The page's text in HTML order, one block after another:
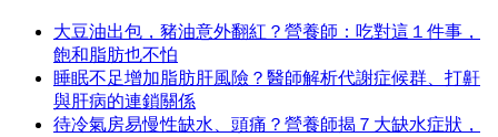
大豆油出包，豬油意外翻紅？營養師：吃對這１件事，
飽和脂肪也不怕
睡眠不足增加脂肪肝風險？醫師解析代謝症候群、打鼾
與肝病的連鎖關係
待冷氣房易慢性缺水、頭痛？營養師揭７大缺水症狀，